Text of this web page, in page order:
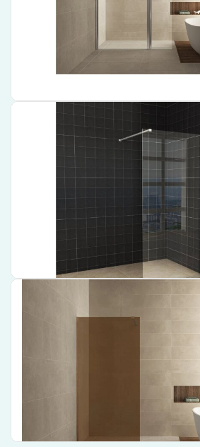
Uitgerust met 10mm glas voorzien van NANO
duurzaamheid en eenvoudige reiniging.
Wiesbaden Inloopdouche Wiesbaden
140×200 cm 8mm NANO Coating –
Uitmuntende kwaliteitsgarantie dankzij de
Uniek, strak ontwerp met helder glazen paneel
Geavanceerde NANO-coating technologie
€ 319,00
Bekijk product
Brons Rookglas 120×200 8mm Nano